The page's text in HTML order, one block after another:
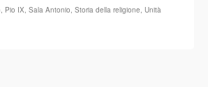
, Pio IX, Sala Antonio, Storia della religione, Unità